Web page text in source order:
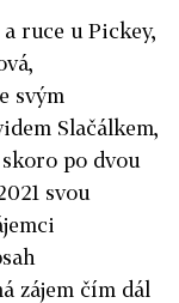
ruce u Pickey,
svým
Slačálkem,
po dvou
svou
zájem čím dál